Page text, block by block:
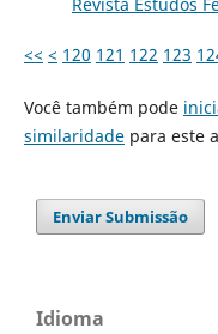
Revista Estudos
<< < 120 121 122 123
Você também pode
similaridadepara este
Enviar Submissão
Idioma